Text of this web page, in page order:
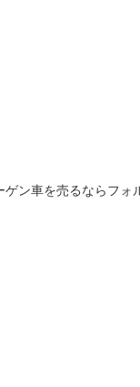
ゲン車を売るならフォ